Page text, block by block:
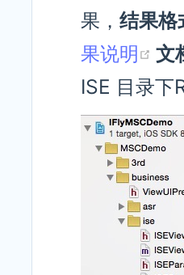
果， 结果
果说明
文
ISE 目录下